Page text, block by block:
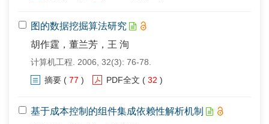
图的数据挖掘算法研究
胡作霆，董兰芳，王 洵
计算机工程. 2006, 32(3): 76-78.
摘要 ( 77 ) PDF全文 ( 32 )
基于成本控制的组件集成依赖性解析机制